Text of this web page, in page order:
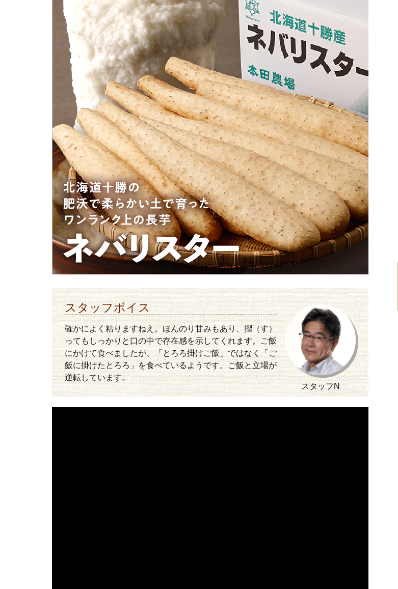
スタッフボイス
確かによく粘りますねえ。ほんのり甘みもあり、摺（す）
ってもしっかりと口の中で存在感を示してくれます。ご飯
にかけて食べましたが、「とろろ掛けご飯」ではなく「ご
飯に掛けたとろろ」を食べているようです。ご飯と立場が
逆転しています。
スタッフN